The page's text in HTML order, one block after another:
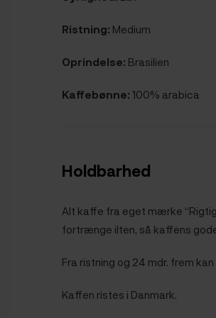
Ristning: Medium
Oprindelse: Brasilien
Kaffebønne: 100% arabica
Holdbarhed
Alt kaffe fra eget mærke
fortrænge ilten, så kaffens
Fra ristning og 24 mdr. frem
Kaffen ristes i Danmark.